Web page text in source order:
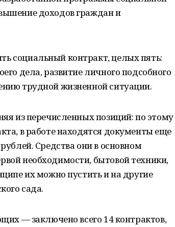
доходов граждан и
социальный контракт, целых пять:
дела, развитие личного подсобного
трудной жизненной ситуации.
из перечисленных позиций: по этому
в работе находятся документы еще
Средства они в основном
необходимости, бытовой техники,
их можно пустить и на другие
сада.
— заключено всего 14 контрактов,